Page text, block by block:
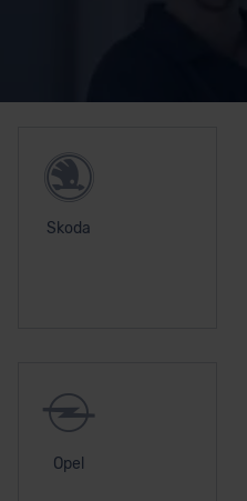
Skoda
Opel